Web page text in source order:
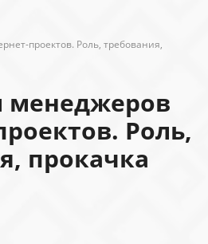
проектов. Роль, требования,
менеджеров
Роль,
прокачка